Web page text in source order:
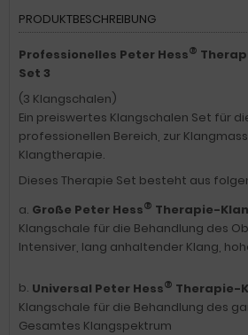
PRODUKTBESCHREIBUNG
Professionelles Peter Hess®
Set 3
(3 Klangschalen)
Ein preiswertes Klangschalen Set für
professionellen Bereich, zur
Klangtherapie.
Dieses Therapie Set besteht aus
a. Große Peter Hess® Therapie-
Klangschale für die Behandlung des
Intensiver, lang anhaltender Klang,
b. Universal Peter Hess® Therapie-
Klangschale für die Behandlung des
Gesamtes Klangspektrum